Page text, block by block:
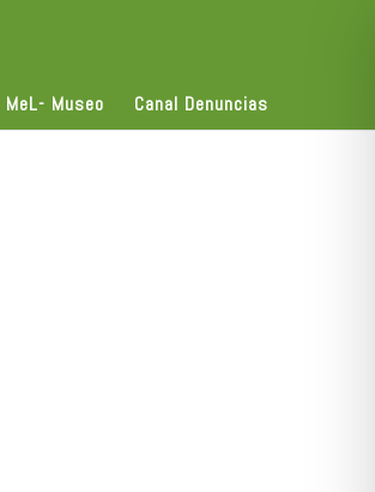
MeL- Museo Canal Denuncias